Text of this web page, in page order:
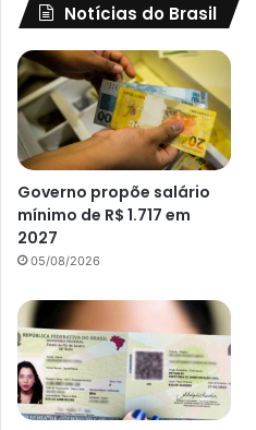
Notícias do Brasil
Governo propõe salário
mínimo de R$ 1.717 em
2027
05/08/2026